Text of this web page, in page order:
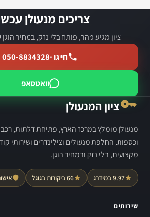
צריכים מנעולן
ציון מגיע מהר, פותח בלי נזק, במחיר
חייגו ·050-8834328
וואטסאפ
ציון המנעולן
מנעולן מומלץ במרכז הארץ, פתיחת דלתות,
וכספות, החלפת מנעולים וצילינדרים ושירותי
מקצועית, בלי נזק ובמחיר הוגן.
9.97 במידרג 66 ביקורות בגוגל
שירותים